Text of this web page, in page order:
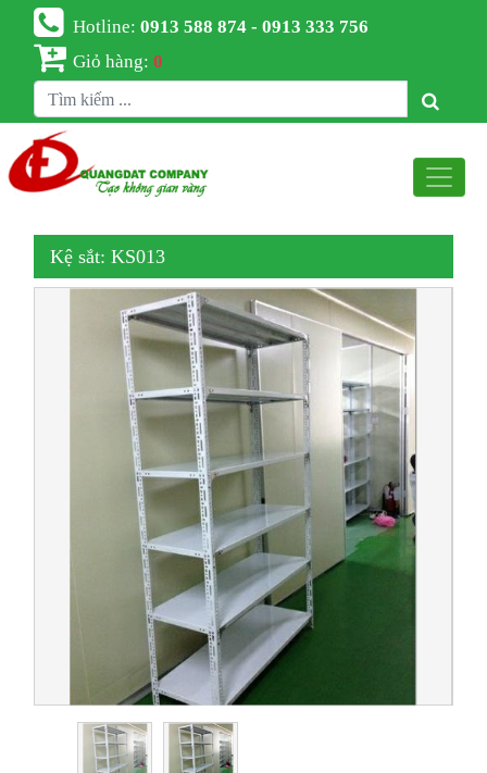
Hotline:0913 588 874 - 0913 333 756
Giỏ hàng:0
Kệ sắt: KS013